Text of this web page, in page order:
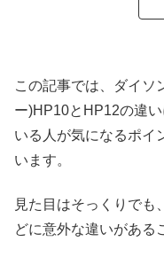
この記事では、ダイソ
ー)HP10とHP12の違
いる人が気になるポイ
います。
見た目はそっくりでも
どに意外な違いがある